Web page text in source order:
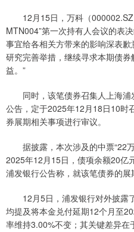
12月15日，万科（000002.SZ
MTN004”第一次持有人会议的表
事宜给各相关方带来的影响深表歉
研究完善举措，继续寻求本期债
益。”
同时，该笔债券召集人上海浦
公告，定于2025年12月18日10时
券展期相关事项进行审议。
据披露，本次涉及的中票“22
2025年12月15日，债项余额20亿
浦发银行公告称，就该笔债券的展
12月5日，浦发银行对外披露
均提及将本金兑付延期12个月至
率维持3.00%不变；其关键差异在